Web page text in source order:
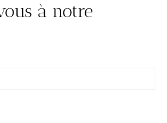
à notre